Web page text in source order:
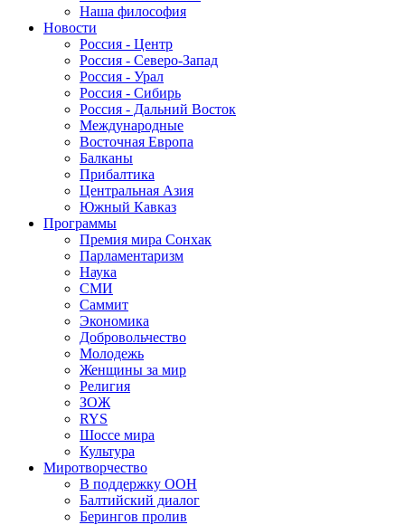
Наша философия
Новости
Россия - Центр
Россия - Северо-Запад
Россия - Урал
Россия - Сибирь
Россия - Дальний Восток
Международные
Восточная Европа
Балканы
Прибалтика
Центральная Азия
Южный Кавказ
Программы
Премия мира Сонхак
Парламентаризм
Наука
СМИ
Саммит
Экономика
Добровольчество
Молодежь
Женщины за мир
Религия
ЗОЖ
RYS
Шоссе мира
Культура
Миротворчество
В поддержку ООН
Балтийский диалог
Берингов пролив